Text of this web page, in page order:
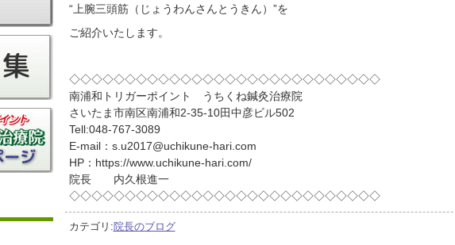
“上腕三頭筋（じょうわんさんとうきん）”を
ご紹介いたします。
◇◇◇◇◇◇◇◇◇◇◇◇◇◇◇◇◇◇◇◇◇◇◇◇◇◇◇◇
南浦和トリガーポイント うちくね鍼灸治療院
さいたま市南区南浦和2-35-10田中彦ビル502
Tell:048-767-3089
E-mail：s.u2017@uchikune-hari.com
HP：https://www.uchikune-hari.com/
院長 内久根進一
◇◇◇◇◇◇◇◇◇◇◇◇◇◇◇◇◇◇◇◇◇◇◇◇◇◇◇◇
カテゴリ:院長のブログ